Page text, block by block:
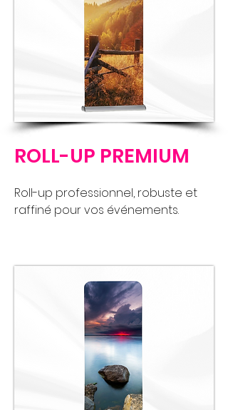
ROLL-UP PREMIUM
Roll-up professionnel, robuste et
raffiné pour vos événements.